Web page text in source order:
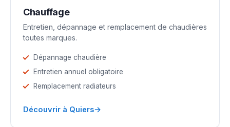
Chauffage
Entretien, dépannage et remplacement de chaudières
toutes marques.
Dépannage chaudière
Entretien annuel obligatoire
Remplacement radiateurs
Découvrir à Quiers→